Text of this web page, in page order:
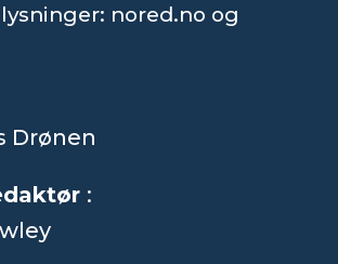
nored.no og
Drønen
: